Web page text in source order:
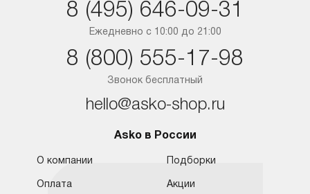
Ростов-на-Дону
Ежедневно с 10:00 до 21:00
8 (495) 646-09-31
Звонок бесплатный
8 (800) 555-17-98
hello@asko-shop.ru
Asko в России
О компании
Оплата
Подборки
Акции